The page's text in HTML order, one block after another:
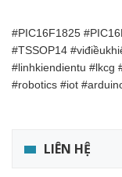
#PIC16F1825
#TSSOP14
#linhkiendientu #lkcg
#robotics #iot
LIÊN HỆ